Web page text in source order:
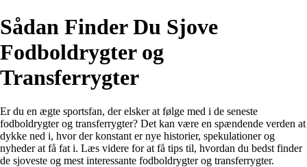
Sådan Finder Du Sjove
Fodboldrygter og
Transferrygter
Er du en ægte sportsfan, der elsker at følge med i de seneste
fodboldrygter og transferrygter? Det kan være en spændende verden at
dykke ned i, hvor der konstant er nye historier, spekulationer og
nyheder at få fat i. Læs videre for at få tips til, hvordan du bedst finder
de sjoveste og mest interessante fodboldrygter og transferrygter.